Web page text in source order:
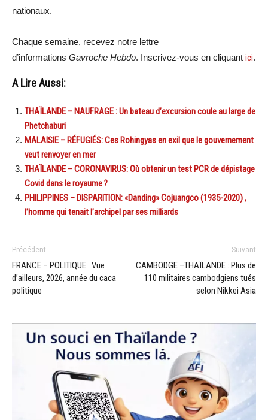
nationaux.
Chaque semaine, recevez notre lettre
d’informations Gavroche Hebdo. Inscrivez-vous en cliquant ici.
A Lire Aussi:
THAÏLANDE – NAUFRAGE : Un bateau d’excursion coule au large de
Phetchaburi
MALAISIE – RÉFUGIÉS: Ces Rohingyas en exil que le gouvernement
veut renvoyer en mer
THAÏLANDE – CORONAVIRUS: Où obtenir un test PCR de dépistage
Covid dans le royaume ?
PHILIPPINES – DISPARITION: «Danding» Cojuangco (1935-2020) ,
l’homme qui tenait l’archipel par ses milliards
Précédent
FRANCE – POLITIQUE : Vue
d’ailleurs, 2026, année du caca
politique
Suivant
CAMBODGE –THAÏLANDE : Plus de
110 militaires cambodgiens tués
selon Nikkei Asia